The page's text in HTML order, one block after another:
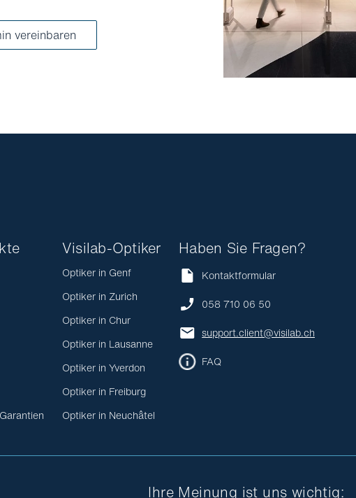
vereinbaren
Visilab-Optiker
Optiker in Genf
Optiker in Zurich
Optiker in Chur
Optiker in Lausanne
Optiker in Yverdon
Optiker in Freiburg
Optiker in Neuchâtel
Haben Sie Fragen?
Kontaktformular
058 710 06 50
support.client@visilab.ch
FAQ
Ihre Meinung ist uns wichtig: